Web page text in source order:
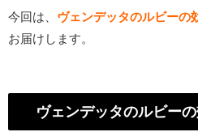
今回は、 ヴェンデッタのルビーの
お届けします。
ヴェンデッタのルビー